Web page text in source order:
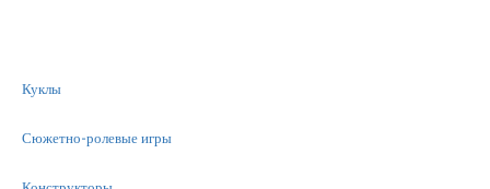
Куклы
Сюжетно-ролевые игры